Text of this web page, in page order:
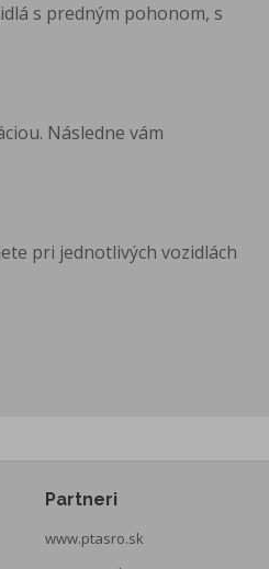
s predným pohonom, s
Následne vám
pri jednotlivých vozidlách
Partneri
www.ptasro.sk